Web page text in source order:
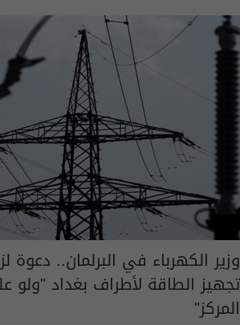
وزير الكهرباء في البرلمان.. دعوة
تجهيز الطاقة لأطراف بغداد
المركز"